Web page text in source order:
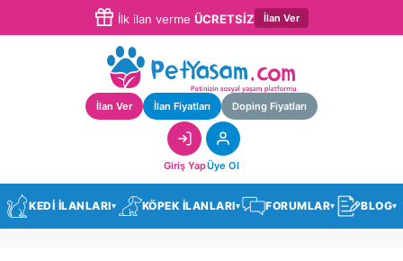
İlk ilan verme ÜCRETSİZ İlan Ver
İlan Ver İlan Fiyatları Doping Fiyatları
Giriş YapÜye Ol
KEDİ İLANLARI▾ KÖPEK İLANLARI▾ FORUMLAR▾ BLOG▾